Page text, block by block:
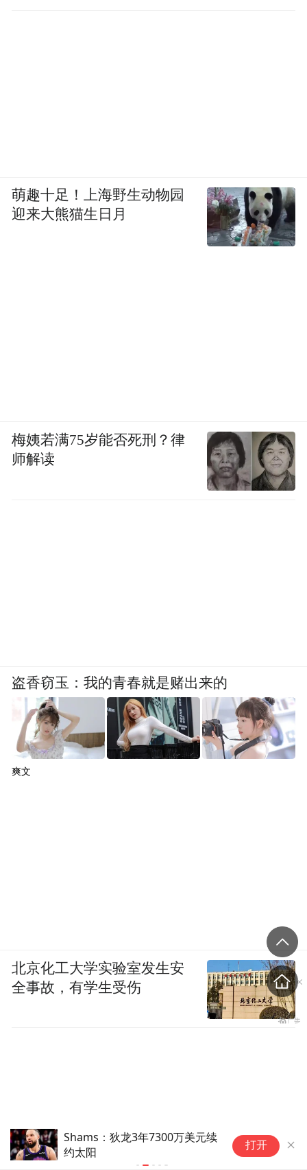
Shams：狄龙3年7300万美元续
约太阳
打开
萌趣十足！上海野生动物园
迎来大熊猫生日月
梅姨若满75岁能否死刑？律
师解读
盗香窃玉：我的青春就是赌出来的
爽文
北京化工大学实验室发生安
全事故，有学生受伤